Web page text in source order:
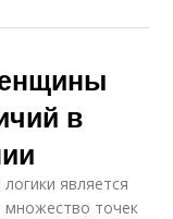
в
является
точек